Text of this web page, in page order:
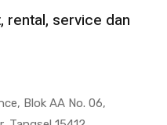
rental, service dan
Blok AA No. 06,